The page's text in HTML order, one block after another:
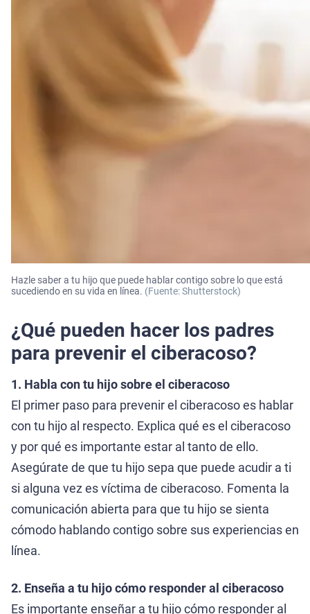
Hazle saber a tu hijo que puede hablar contigo sobre lo que está
sucediendo en su vida en línea. (Fuente: Shutterstock)
¿Qué pueden hacer los padres
para prevenir el ciberacoso?
1. Habla con tu hijo sobre el ciberacoso
El primer paso para prevenir el ciberacoso es hablar
con tu hijo al respecto. Explica qué es el ciberacoso
y por qué es importante estar al tanto de ello.
Asegúrate de que tu hijo sepa que puede acudir a ti
si alguna vez es víctima de ciberacoso. Fomenta la
comunicación abierta para que tu hijo se sienta
cómodo hablando contigo sobre sus experiencias en
línea.
2. Enseña a tu hijo cómo responder al ciberacoso
Es importante enseñar a tu hijo cómo responder al